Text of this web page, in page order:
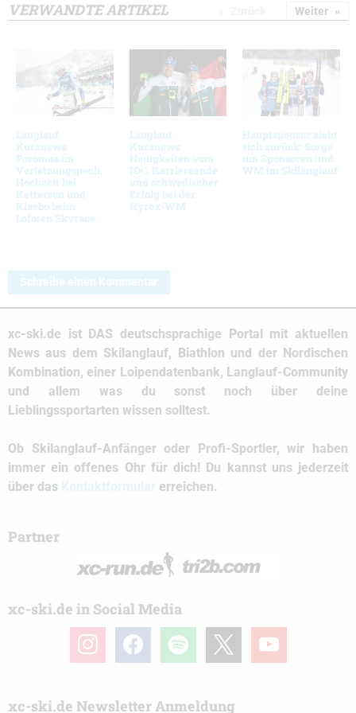
VERWANDTE ARTIKEL
Langlauf
Kurznews:
Poromaa im
Verletzungspech,
Hochzeit bei
Ketterson und
Klaebo beim
Lofoten Skyrace
Langlauf
Kurznews:
Neuigkeiten vom
IOC, Karriereende
und schwedischer
Erfolg bei der
Hyrox-WM
Hauptsponsor zieht
sich zurück: Sorge
um Sponsoren und
WM im Skilanglauf
Weiter
Schreibe einen Kommentar
xc-ski.de ist DAS deutschsprachige Portal mit aktuellen
News aus dem Skilanglauf, Biathlon und der Nordischen
Kombination, einer Loipendatenbank, Langlauf-Community
und allem was du sonst noch über deine
Lieblingssportarten wissen solltest.
Ob Skilanglauf-Anfänger oder Profi-Sportler, wir haben
immer ein offenes Ohr für dich! Du kannst uns jederzeit
über das
erreichen.
Partner
xc-ski.de in Social Media
instagramfacebook spotify youtube
xc-ski.de Newsletter Anmeldung